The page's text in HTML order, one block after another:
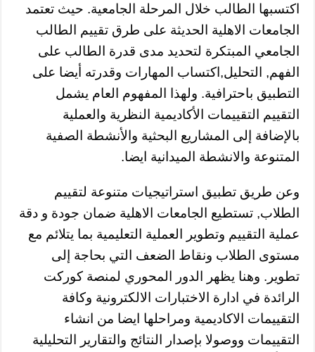
اكتسبها الطالب خلال المرحلة الجامعية. حيث تعتمد
الجامعات الاهلية الحديثة على طرق تقييم الطالب
الجامعي المبتكرة لتحديد مدى قدرة الطالب على
الفهم, التحليل,اكتساب المهارات وقدرته أيضا على
التطبيق باحترافية. ولهذا المفهوم العام يشمل
التقييم التقييمات الأكاديمية النظرية والعملية
بالإضافة إلى المشاريع البحثية والأنشطة الصفية
المتنوعة والانشطة الميدانية ايضا.
وعن طريق تطبيق استراتيجيات متنوعة لتقييم
الطلاب, تستطيع الجامعات الاهلية ضمان جودة و دقة
عملية التقييم وتطوير العملية التعليمية بما يتلائم مع
مستوى الطلاب ونقاط الضعف التي بحاجة إلى
تطوير. وهنا يظهر الدور المحوري لمنصة كوركت
الرائدة في ادارة الاختبارات الالكترونية وكافة
التقييمات الاكاديمية ومراحلها ايضا من انشاء
التقييمات ووصولا بإصدار النتائج والتقارير التحليلية